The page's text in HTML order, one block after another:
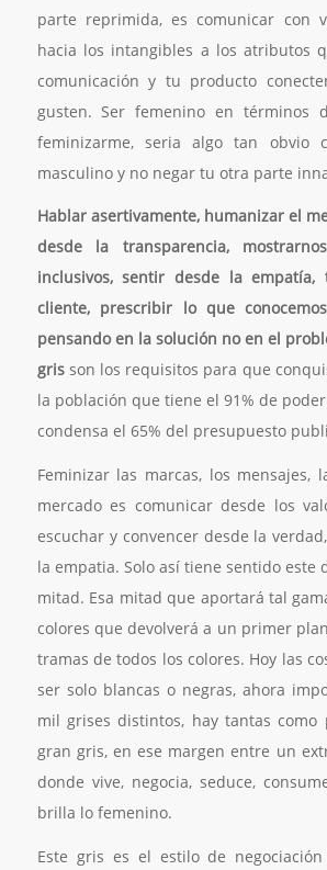
parte reprimida, es comunicar con
hacia los intangibles a los atributos
comunicación y tu producto
gusten. Ser femenino en términos
feminizarme, seria algo tan obvio
masculino y no negar tu otra parte
Hablar asertivamente, humanizar el
desde la transparencia,
inclusivos, sentir desde la
cliente, prescribir lo que
pensando en la solución no en el
grisson los requisitos para que
la población que tiene el 91% de
condensa el 65% del presupuesto
Feminizar las marcas, los mensajes,
mercado es comunicar desde los
escuchar y convencer desde la
la empatia. Solo así tiene sentido este
mitad. Esa mitad que aportará tal
colores que devolverá a un primer
tramas de todos los colores. Hoy las
ser solo blancas o negras, ahora
mil grises distintos, hay tantas como
gran gris, en ese margen entre un
donde vive, negocia, seduce,
brilla lo femenino.
Este gris es el estilo de